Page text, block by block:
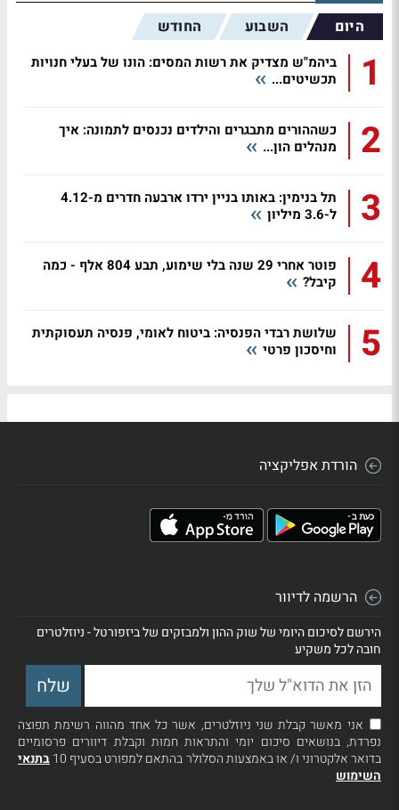
היום השבוע החודש
1
ביהמ"ש מצדיק את רשות המסים: הונו של בעלי חנויות
תכשיטים...
2
כשההורים מתבגרים והילדים נכנסים לתמונה: איך
מנהלים הון...
3
תל בנימין: באותו בניין ירדו ארבעה חדרים מ-4.12
ל-3.6 מיליון
4
פוטר אחרי 29 שנה בלי שימוע, תבע 804 אלף - כמה
קיבל?
5
שלושת רבדי הפנסיה: ביטוח לאומי, פנסיה תעסוקתית
וחיסכון פרטי
הורדת אפליקציה
הרשמה לדיוור
הירשם לסיכום היומי של שוק ההון ולמבזקים של ביזפורטל - ניוזלטרים
חובה לכל משקיע
אני מאשר קבלת שני ניוזלטרים, אשר כל אחד מהווה רשימת תפוצה
נפרדת, בנושאים סיכום יומי והתראות חמות וקבלת דיוורים פרסומיים
בדואר אלקטרוני ו/ או באמצעות הסלולר בהתאם למפורט בסעיף 10
בתנאי
השימוש